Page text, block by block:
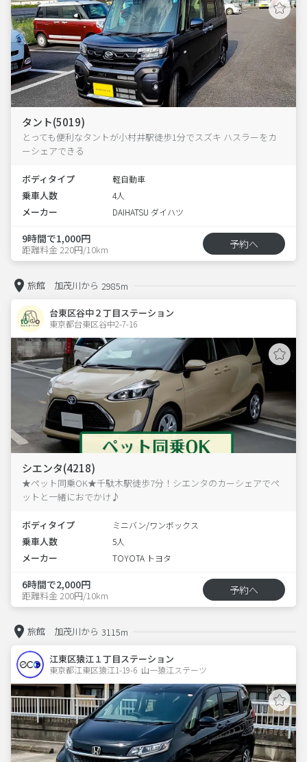
タント(5019)
とっても便利なタントが小村井駅徒歩1分でスズキ ハスラーをカ
ーシェアできる
ボディタイプ 軽自動車
乗車人数 4人
メーカー DAIHATSU ダイハツ
9時間で1,000円
距離料金 220円/10km 予約へ
旅館 加茂川から 2985m
台東区谷中２丁目ステーション
東京都台東区谷中2-7-16
シエンタ(4218)
★ペット同乗OK★千駄木駅徒歩7分！シエンタのカーシェアでペ
ットと一緒におでかけ♪
ボディタイプ ミニバン/ワンボックス
乗車人数 5人
メーカー TOYOTA トヨタ
6時間で2,000円
距離料金 200円/10km 予約へ
旅館 加茂川から 3115m
江東区猿江１丁目ステーション
東京都江東区猿江1-19-6  山一猿江ステーツ